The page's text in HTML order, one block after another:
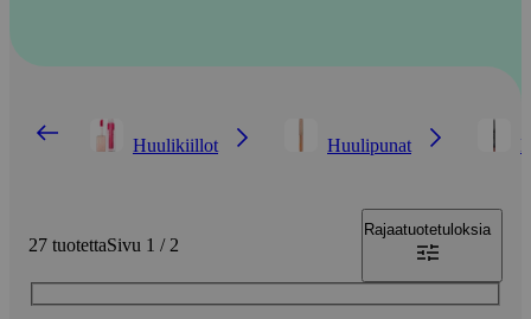
Huulikiillot Huulipunat
27 tuotettaSivu 1 / 2
Rajaatuotetuloksia